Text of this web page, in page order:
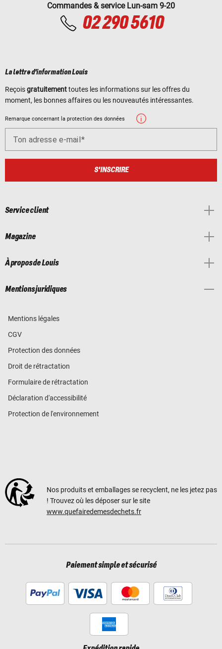
Commandes & service Lun-sam 9-20
02 290 5610
La lettre d'information Louis
Reçoisgratuitementtoutes les informations sur les offres du
moment, les bonnes affaires ou les nouveautés intéressantes.
Remarque concernant la protection des données
Ton adresse e-mail
S'INSCRIRE
Service client
Magazine
À propos de Louis
Mentions juridiques
Mentions légales
CGV
Protection des données
Droit de rétractation
Formulaire de rétractation
Déclaration d'accessibilité
Protection de l'environnement
Nos produits et emballages se recyclent, ne les jetez pas
! Trouvez où les déposer sur le site
www.quefairedemesdechets.fr
Paiement simple et sécurisé